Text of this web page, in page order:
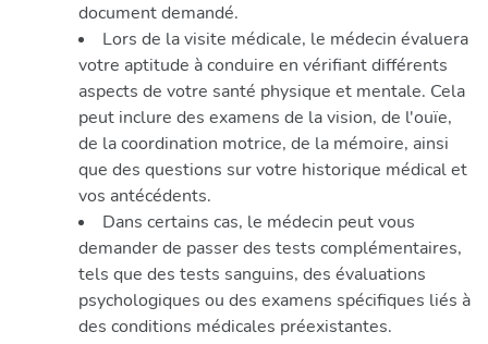
document demandé.
Lors de la visite médicale, le médecin évaluera
votre aptitude à conduire en vérifiant différents
aspects de votre santé physique et mentale. Cela
peut inclure des examens de la vision, de l'ouïe,
de la coordination motrice, de la mémoire, ainsi
que des questions sur votre historique médical et
vos antécédents.
Dans certains cas, le médecin peut vous
demander de passer des tests complémentaires,
tels que des tests sanguins, des évaluations
psychologiques ou des examens spécifiques liés à
des conditions médicales préexistantes.